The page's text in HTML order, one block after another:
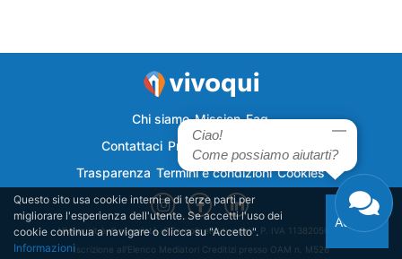
Chi siamo Mission Faq
Contattaci Privacy
Trasparenza Termini e condizioni Cookies
Vivoqui.it è di proprietà di Semplicemutuo Srl - P. IVA 11382050018
Iscrizione all'Elenco Mediatori Creditizi presso OAM n. M526
Questo sito usa cookie interni e di terze parti per
migliorare l'esperienza dell'utente. Se accetti l'uso dei
cookie continua a navigare o clicca su "Accetto".
Informazioni
Accetto
Ciao!
Come possiamo aiutarti?